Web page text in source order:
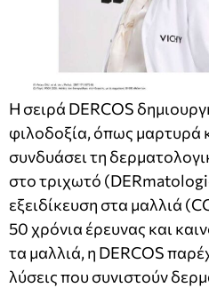
Η σειρά DERCOS
φιλοδοξία, όπως μαρτυρά
συνδυάσει τη
στο τριχωτό
εξειδίκευση στα μαλλιά
50 χρόνια έρευνας και
τα μαλλιά, η DERCOS
λύσεις που συνιστούν